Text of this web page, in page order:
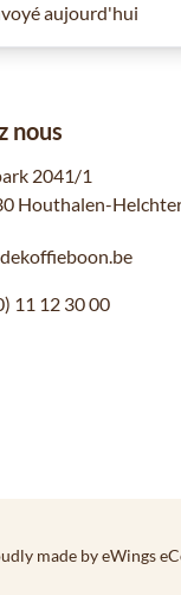
aujourd'hui
nous
2041/1
Houthalen-
11 12 30 00
made by eWings